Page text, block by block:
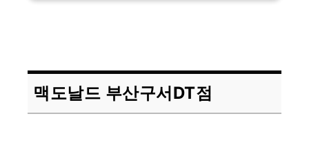
맥도날드 부산구서DT점